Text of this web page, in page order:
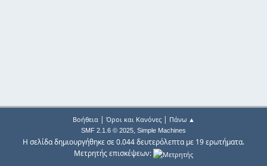
Βοήθεια| Όροι και Κανόνες| Πάνω ▲
SMF 2.1.6 © 2025, Simple Machines
Η σελίδα δημιουργήθηκε σε 0.044 δευτερόλεπτα με 19 ερωτήματα.
Μετρητής επισκέψεων: